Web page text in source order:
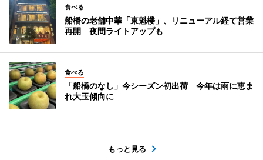
食べる
船橋の老舗中華「東魁楼」、リニューアル経て営業
再開 夜間ライトアップも
食べる
「船橋のなし」今シーズン初出荷 今年は雨に恵ま
れ大玉傾向に
もっと見る